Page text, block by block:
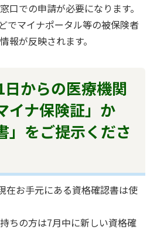
口での申請が必要になります。
でマイナポータル等の被保険者
報が反映されます。
からの医療機関
イナ保険証」か
」をご提示くださ
在お手元にある資格確認書は使
ちの方は7月中に新しい資格確